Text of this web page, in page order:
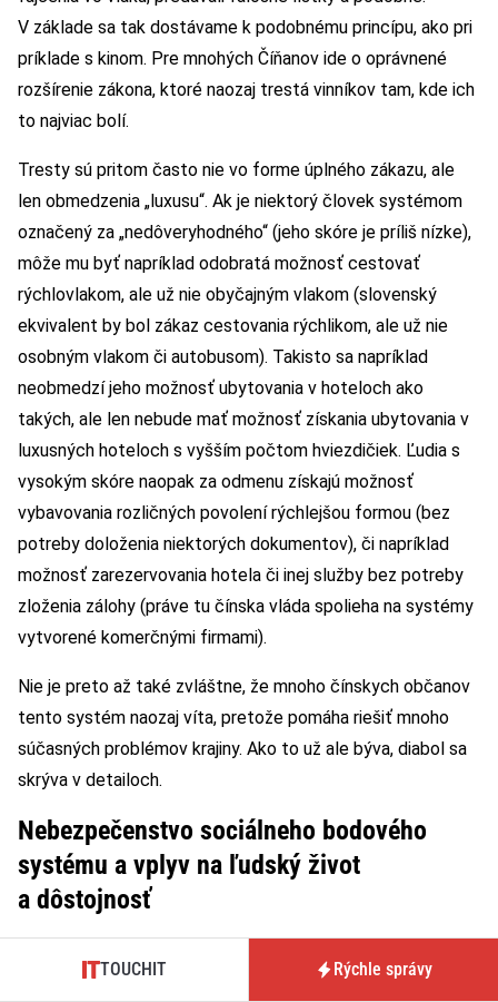
V základe sa tak dostávame k podobnému princípu, ako pri
príklade s kinom. Pre mnohých Číňanov ide o oprávnené
rozšírenie zákona, ktoré naozaj trestá vinníkov tam, kde ich
to najviac bolí.
Tresty sú pritom často nie vo forme úplného zákazu, ale
len obmedzenia „luxusu“. Ak je niektorý človek systémom
označený za „nedôveryhodného“ (jeho skóre je príliš nízke),
môže mu byť napríklad odobratá možnosť cestovať
rýchlovlakom, ale už nie obyčajným vlakom (slovenský
ekvivalent by bol zákaz cestovania rýchlikom, ale už nie
osobným vlakom či autobusom). Takisto sa napríklad
neobmedzí jeho možnosť ubytovania v hoteloch ako
takých, ale len nebude mať možnosť získania ubytovania v
luxusných hoteloch s vyšším počtom hviezdičiek. Ľudia s
vysokým skóre naopak za odmenu získajú možnosť
vybavovania rozličných povolení rýchlejšou formou (bez
potreby doloženia niektorých dokumentov), či napríklad
možnosť zarezervovania hotela či inej služby bez potreby
zloženia zálohy (práve tu čínska vláda spolieha na systémy
vytvorené komerčnými firmami).
Nie je preto až také zvláštne, že mnoho čínskych občanov
tento systém naozaj víta, pretože pomáha riešiť mnoho
súčasných problémov krajiny. Ako to už ale býva, diabol sa
skrýva v detailoch.
Nebezpečenstvo sociálneho bodového
systému a vplyv na ľudský život
a dôstojnosť
digitálneho systému hodnotenia potrebné rozlišovať medzi
TOUCHIT Rýchle správy